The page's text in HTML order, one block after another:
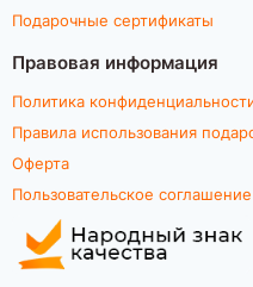
Подарочные сертификаты
Правовая информация
Политика
Правила использования
Оферта
Пользовательское соглашение